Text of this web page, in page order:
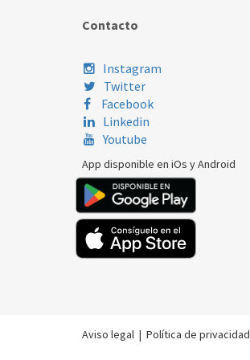
Contacto
Instagram
Twitter
Facebook
Linkedin
Youtube
App disponible en iOs y Android
Aviso legal | Política de privacidad